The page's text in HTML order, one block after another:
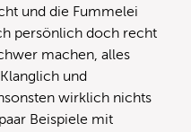
und die Fummelei
persönlich doch recht
machen, alles
und
wirklich nichts
Beispiele mit